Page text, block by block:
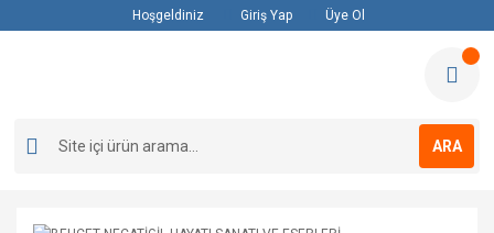
Hoşgeldiniz Giriş Yap Üye Ol
ARA